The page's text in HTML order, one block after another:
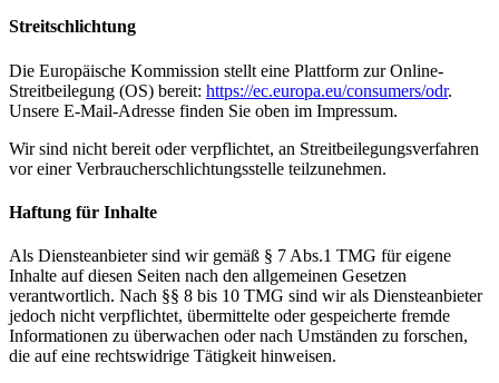
Streitschlichtung
Die Europäische Kommission stellt eine Plattform zur Online-
Streitbeilegung (OS) bereit: https://ec.europa.eu/consumers/odr.
Unsere E-Mail-Adresse finden Sie oben im Impressum.
Wir sind nicht bereit oder verpflichtet, an Streitbeilegungsverfahren
vor einer Verbraucherschlichtungsstelle teilzunehmen.
Haftung für Inhalte
Als Diensteanbieter sind wir gemäß § 7 Abs.1 TMG für eigene
Inhalte auf diesen Seiten nach den allgemeinen Gesetzen
verantwortlich. Nach §§ 8 bis 10 TMG sind wir als Diensteanbieter
jedoch nicht verpflichtet, übermittelte oder gespeicherte fremde
Informationen zu überwachen oder nach Umständen zu forschen,
die auf eine rechtswidrige Tätigkeit hinweisen.